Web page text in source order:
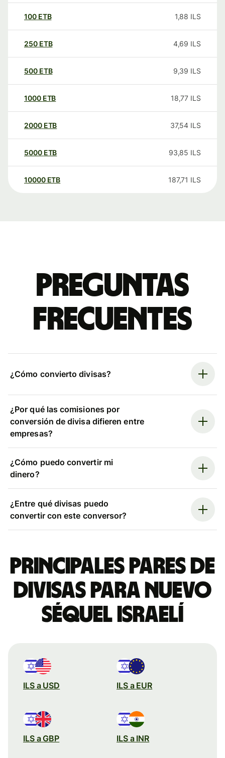
100 ETB 1,88 ILS
250 ETB 4,69 ILS
500 ETB 9,39 ILS
1000 ETB 18,77 ILS
2000 ETB 37,54 ILS
5000 ETB 93,85 ILS
10000 ETB 187,71 ILS
Preguntas
frecuentes
¿Cómo convierto divisas?
¿Por qué las comisiones por
conversión de divisa difieren entre
empresas?
¿Cómo puedo convertir mi
dinero?
¿Entre qué divisas puedo
convertir con este conversor?
Principales pares de
divisas para nuevo
séquel israelí
ILS a USD ILS a EUR
ILS a GBP ILS a INR